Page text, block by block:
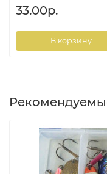
33.00р.
В корзину